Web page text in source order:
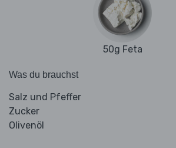
50g Feta
Was du brauchst
Salz und Pfeffer
Zucker
Olivenöl